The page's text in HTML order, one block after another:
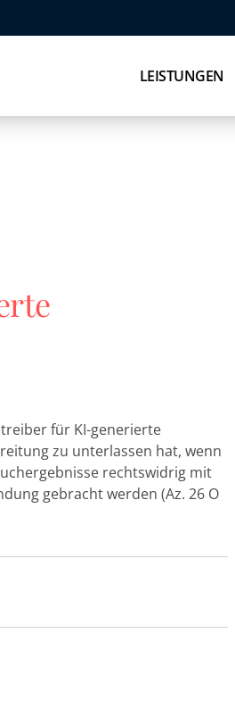
LEISTUNGEN
für KI-generierte
zu unterlassen hat, wenn
rechtswidrig mit
gebracht werden (Az. 26 O